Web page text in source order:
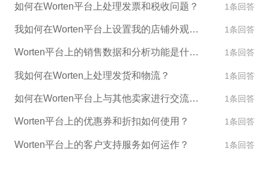
如何在Worten平台上处理发票和税收问题？ 1条回答
我如何在Worten平台上设置我的店铺外观和设计？ 1条回答
Worten平台上的销售数据和分析功能是什么？ 1条回答
我如何在Worten上处理发货和物流？ 1条回答
如何在Worten平台上与其他卖家进行交流和合作？ 1条回答
Worten平台上的优惠券和折扣如何使用？ 1条回答
Worten平台上的客户支持服务如何运作？ 1条回答